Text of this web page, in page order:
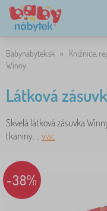
Babynabytek.sk » Knižnice,
Winny
Látková
Skvelá látková zásuvka
tkaniny. .. viac
-38%